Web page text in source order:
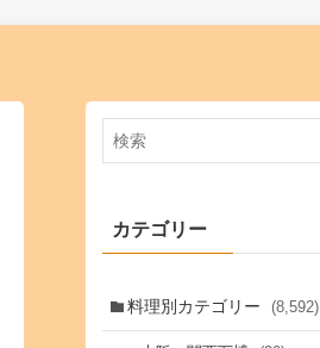
カテゴリー
料理別カテゴリー (8,592)